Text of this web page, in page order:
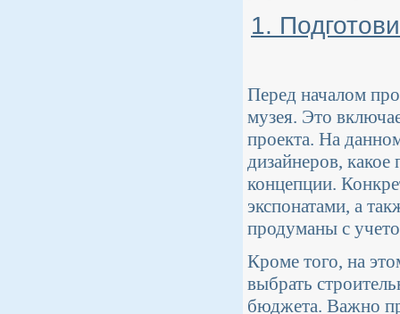
1.
Перед началом
музея. Это
проекта. На
дизайнеров,
концепции.
экспонатами, а
продуманы с
Кроме того, на
выбрать
бюджета. Важно